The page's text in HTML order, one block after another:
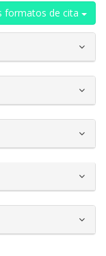
formatos de cita